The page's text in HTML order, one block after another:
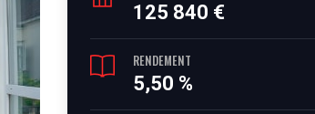
125 840 €
RENDEMENT
5,50 %